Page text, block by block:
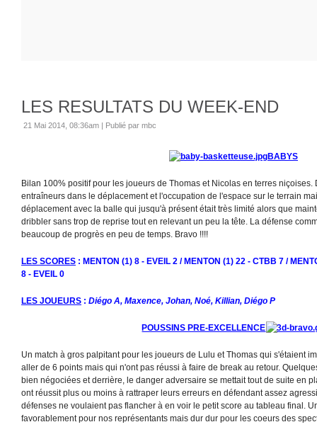
LES RESULTATS DU WEEK-END
21 Mai 2014, 08:36am | Publié par mbc
BABYS
Bilan 100% positif pour les joueurs de Thomas et Nicolas en terres
entraîneurs dans le déplacement et l'occupation de l'espace sur le terrain
déplacement avec la balle qui jusqu'à présent était très limité alors que
dribbler sans trop de reprise tout en relevant un peu la tête. La défense
beaucoup de progrès en peu de temps. Bravo !!!!
LES SCORES : MENTON (1) 8 - EVEIL 2 / MENTON (1) 22 - CTBB 7 /
8 - EVEIL 0
LES JOUEURS : Diégo A, Maxence, Johan, Noé, Killian, Diégo P
POUSSINS PRE-EXCELLENCE
Un match à gros palpitant pour les joueurs de Lulu et Thomas qui s'étaient
aller de 6 points mais qui n'ont pas réussi à faire de break au retour.
bien négociées et derrière, le danger adversaire se mettait tout de suite en
ont réussit plus ou moins à rattraper leurs erreurs en défendant assez
défenses ne voulaient pas flancher à en voir le petit score au tableau final.
favorablement pour nos représentants mais dur dur pour les coeurs des